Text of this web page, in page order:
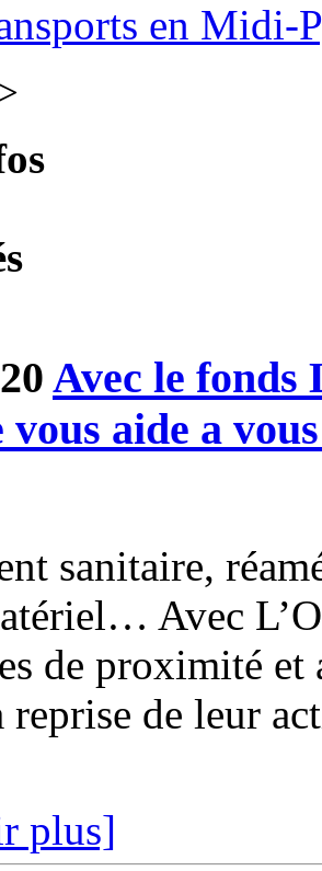
en Midi-
Avec le
vous aide a
sanitaire,
Avec
de proximité
reprise de leur
plus]